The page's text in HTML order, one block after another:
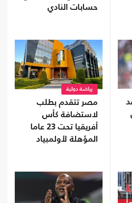
حسابات النادي
رياضة دولية
مصر تتقدم بطلب
لاستضافة كأس
أفريقيا تحت 23 عاما
المؤهلة لأولمبياد